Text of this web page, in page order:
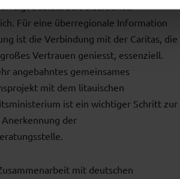
Sozialarbeit traditionell
Für eine überregionale Information
ist die Verbindung mit der Caritas, die
Vertrauen geniesst, essenziell.
angebahntes gemeinsames
mit dem litauischen
ist ein wichtiger Schritt zur
der
mit deutschen